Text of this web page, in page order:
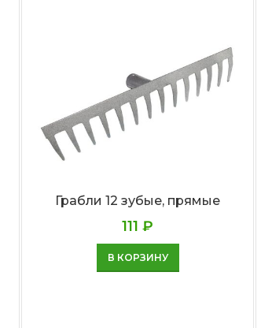
Грабли 12 зубые, прямые
111₽
В КОРЗИНУ